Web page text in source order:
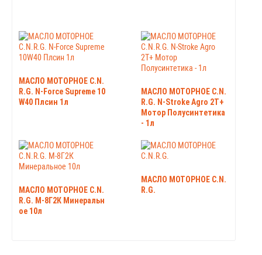
МАСЛО МОТОРНОЕ C.N.
R.G. N-Force Supreme 10
W40 Плсин 1л
МАСЛО МОТОРНОЕ C.N.
R.G. N-Stroke Agro 2T+
Мотор Полусинтетика
- 1л
МАСЛО МОТОРНОЕ C.N.
R.G. М-8Г2К Минеральн
ое 10л
МАСЛО МОТОРНОЕ C.N.
R.G.